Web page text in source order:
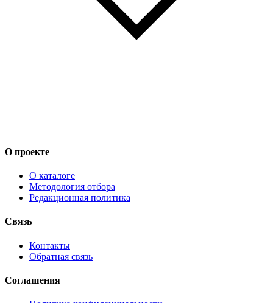
О проекте
О каталоге
Методология отбора
Редакционная политика
Связь
Контакты
Обратная связь
Соглашения